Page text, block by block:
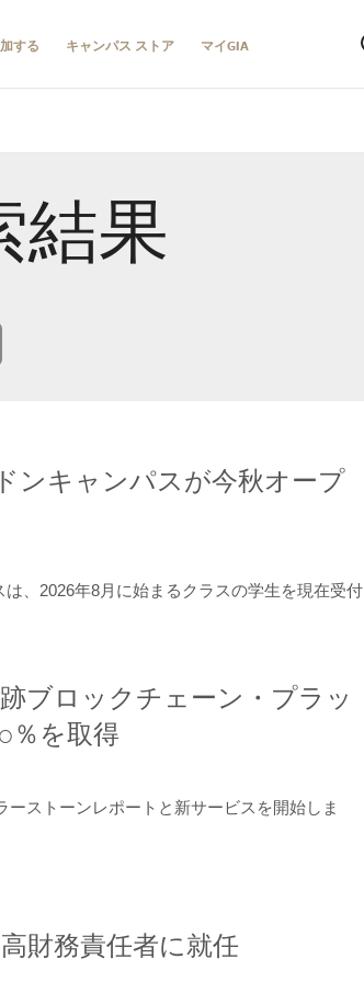
する キャンパス ストア マイGIA
結果
ンキャンパスが今秋オープ
、2026年8月に始まるクラスの学生を現在受付
ブロックチェーン・プラッ
％を取得
ストーンレポートと新サービスを開始しま
財務責任者に就任